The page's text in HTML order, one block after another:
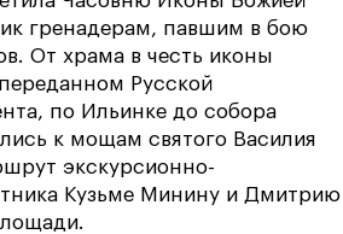
гренадерам, павшим в бою
От храма в честь иконы
Русской
по Ильинке до собора
к мощам святого Василия
экскурсионно-
Кузьме Минину и Дмитрию